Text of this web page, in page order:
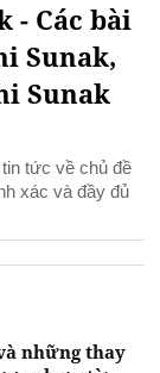
- Các bài
Sunak,
Sunak
tức về chủ đề
xác và đầy đủ
những thay